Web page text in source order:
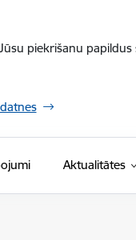
piekrišanu
Aktualitātes